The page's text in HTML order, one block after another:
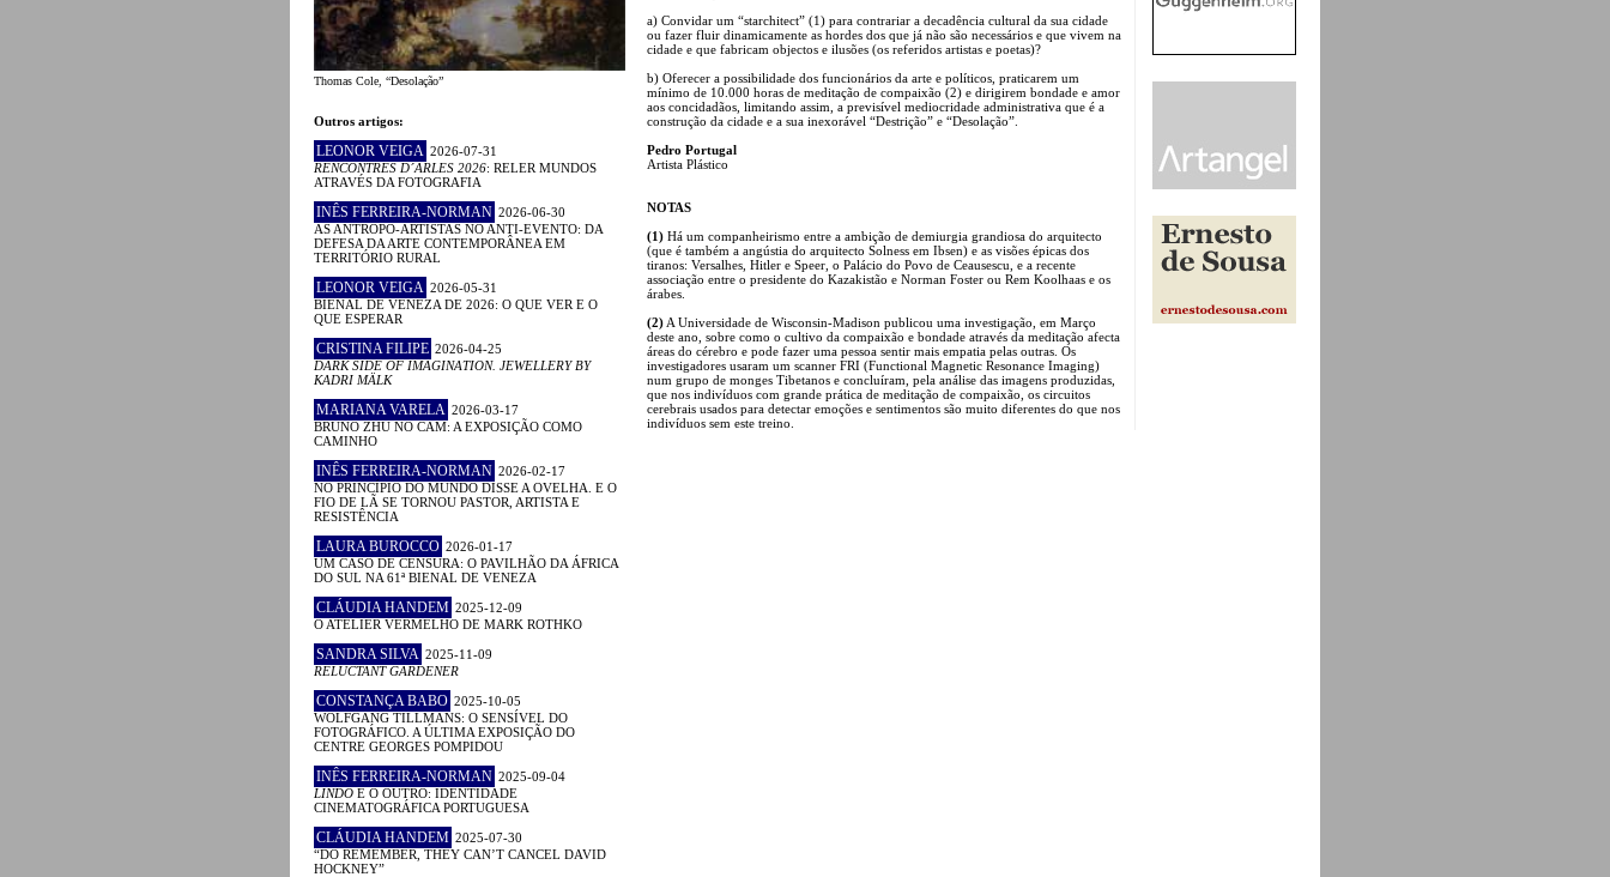
Thomas Cole, “Desolação”
Outros artigos:
LEONOR VEIGA 2026-07-31
RENCONTRES D´ARLES 2026: RELER MUNDOS
ATRAVÉS DA FOTOGRAFIA
INÊS FERREIRA-NORMAN 2026-06-30
AS ANTROPO-ARTISTAS NO ANTI-EVENTO: DA
DEFESA DA ARTE CONTEMPORÂNEA EM
TERRITÓRIO RURAL
LEONOR VEIGA 2026-05-31
BIENAL DE VENEZA DE 2026: O QUE VER E O
QUE ESPERAR
CRISTINA FILIPE 2026-04-25
DARK SIDE OF IMAGINATION. JEWELLERY BY
KADRI MÄLK
MARIANA VARELA 2026-03-17
BRUNO ZHU NO CAM: A EXPOSIÇÃO COMO
CAMINHO
INÊS FERREIRA-NORMAN 2026-02-17
NO PRINCÍPIO DO MUNDO DISSE A OVELHA. E O
FIO DE LÃ SE TORNOU PASTOR, ARTISTA E
RESISTÊNCIA
LAURA BUROCCO 2026-01-17
UM CASO DE CENSURA: O PAVILHÃO DA ÁFRICA
DO SUL NA 61ª BIENAL DE VENEZA
CLÁUDIA HANDEM 2025-12-09
O ATELIER VERMELHO DE MARK ROTHKO
SANDRA SILVA 2025-11-09
RELUCTANT GARDENER
CONSTANÇA BABO 2025-10-05
WOLFGANG TILLMANS: O SENSÍVEL DO
FOTOGRÁFICO. A ÚLTIMA EXPOSIÇÃO DO
CENTRE GEORGES POMPIDOU
INÊS FERREIRA-NORMAN 2025-09-04
LINDO E O OUTRO: IDENTIDADE
CINEMATOGRÁFICA PORTUGUESA
CLÁUDIA HANDEM 2025-07-30
“DO REMEMBER, THEY CAN’T CANCEL DAVID
HOCKNEY”
a) Convidar um “starchitect” (1) para contrariar a decadência cultural da sua cidade
ou fazer fluir dinamicamente as hordes dos que já não são necessários e que vivem na
cidade e que fabricam objectos e ilusões (os referidos artistas e poetas)?
b) Oferecer a possibilidade dos funcionários da arte e políticos, praticarem um
mínimo de 10.000 horas de meditação de compaixão (2) e dirigirem bondade e amor
aos concidadãos, limitando assim, a previsível mediocridade administrativa que é a
construção da cidade e a sua inexorável “Destrição” e “Desolação”.
Pedro Portugal
Artista Plástico
NOTAS
(1) Há um companheirismo entre a ambição de demiurgia grandiosa do arquitecto
(que é também a angústia do arquitecto Solness em Ibsen) e as visões épicas dos
tiranos: Versalhes, Hitler e Speer, o Palácio do Povo de Ceausescu, e a recente
associação entre o presidente do Kazakistão e Norman Foster ou Rem Koolhaas e os
árabes.
(2) A Universidade de Wisconsin-Madison publicou uma investigação, em Março
deste ano, sobre como o cultivo da compaixão e bondade através da meditação afecta
áreas do cérebro e pode fazer uma pessoa sentir mais empatia pelas outras. Os
investigadores usaram um scanner FRI (Functional Magnetic Resonance Imaging)
num grupo de monges Tibetanos e concluíram, pela análise das imagens produzidas,
que nos indivíduos com grande prática de meditação de compaixão, os circuitos
cerebrais usados para detectar emoções e sentimentos são muito diferentes do que nos
indivíduos sem este treino.